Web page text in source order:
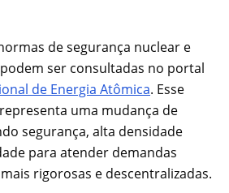
de segurança nuclear e
ser consultadas no portal
de Energia Atômica. Esse
uma mudança de
segurança, alta densidade
para atender demandas
rigorosas e descentralizadas.